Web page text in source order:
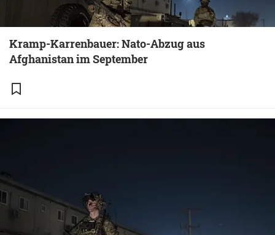
Kramp-Karrenbauer: Nato-Abzug aus
Afghanistan im September